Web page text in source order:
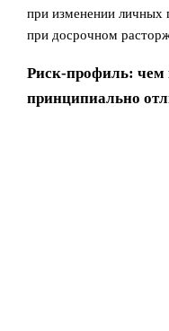
при изменении личных
при досрочном
Риск-профиль: чем
принципиально